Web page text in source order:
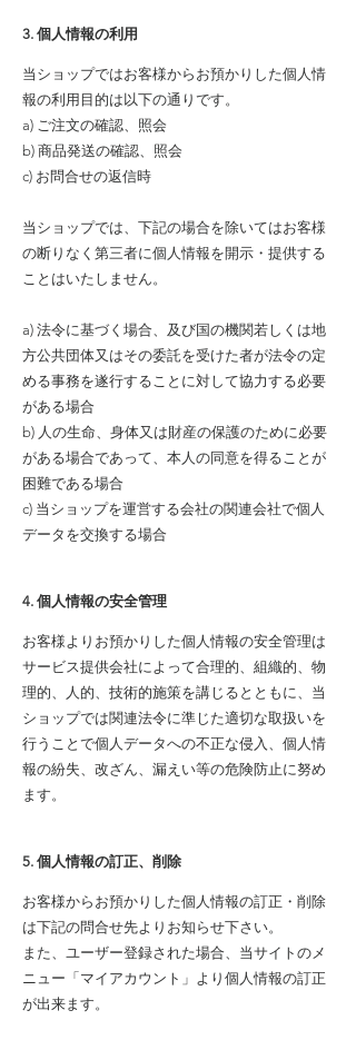
3. 個人情報の利用
当ショップではお客様からお預かりした個人情
報の利用目的は以下の通りです。
a) ご注文の確認、照会
b) 商品発送の確認、照会
c) お問合せの返信時
当ショップでは、下記の場合を除いてはお客様
の断りなく第三者に個人情報を開示・提供する
ことはいたしません。
a) 法令に基づく場合、及び国の機関若しくは地
方公共団体又はその委託を受けた者が法令の定
める事務を遂行することに対して協力する必要
がある場合
b) 人の生命、身体又は財産の保護のために必要
がある場合であって、本人の同意を得ることが
困難である場合
c) 当ショップを運営する会社の関連会社で個人
データを交換する場合
4. 個人情報の安全管理
お客様よりお預かりした個人情報の安全管理は
サービス提供会社によって合理的、組織的、物
理的、人的、技術的施策を講じるとともに、当
ショップでは関連法令に準じた適切な取扱いを
行うことで個人データへの不正な侵入、個人情
報の紛失、改ざん、漏えい等の危険防止に努め
ます。
5. 個人情報の訂正、削除
お客様からお預かりした個人情報の訂正・削除
は下記の問合せ先よりお知らせ下さい。
また、ユーザー登録された場合、当サイトのメ
ニュー「マイアカウント」より個人情報の訂正
が出来ます。